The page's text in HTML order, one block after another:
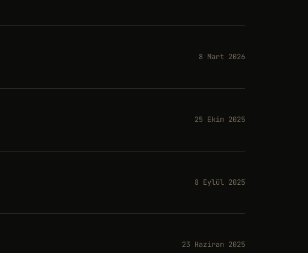
8 Mart 2026
25 Ekim 2025
8 Eylül 2025
23 Haziran 2025